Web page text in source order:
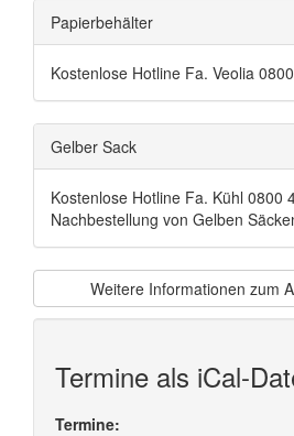
Papierbehälter
Kostenlose Hotline Fa. Veolia
Gelber Sack
Kostenlose Hotline Fa. Kühl 0800
Nachbestellung von Gelben
Weitere Informationen zum
Termine als iCal-
Termine: